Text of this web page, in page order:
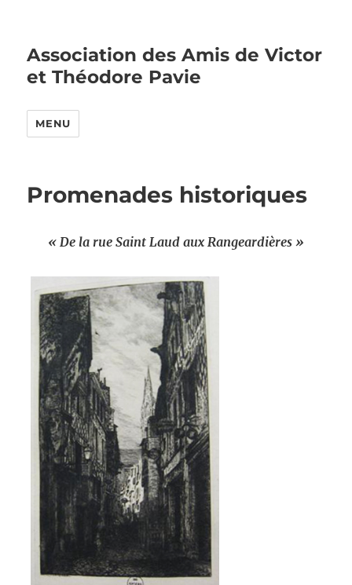
Association des Amis de Victor
et Théodore Pavie
MENU
Promenades historiques
« De la rue Saint Laud aux Rangeardières »